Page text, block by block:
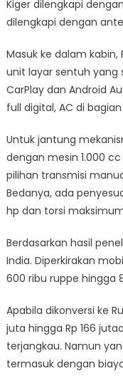
Kiger dilengkapi
dilengkapi dengan
Masuk ke dalam
unit layar sentuh yang
CarPlay dan Android
full digital, AC di
Untuk jantung
dengan mesin 1.000
pilihan transmisi
Bedanya, ada
hp dan torsi
Berdasarkan hasil
India. Diperkirakan
600 ribu ruppe hingga
Apabila dikonversi ke
juta hingga Rp 166
terjangkau. Namun
termasuk dengan